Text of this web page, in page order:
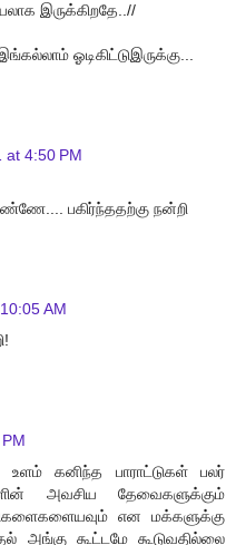
இருக்கிறதே..//
ஓடிகிட்டுஇருக்கு...
at 4:50 PM
பகிர்ந்ததற்கு நன்றி
AM
கனிந்த பாராட்டுகள் பலர்
அவசிய தேவைகளுக்கும்
என மக்களுக்கு
அங்கு கூட்டமே கூடுவதில்லை